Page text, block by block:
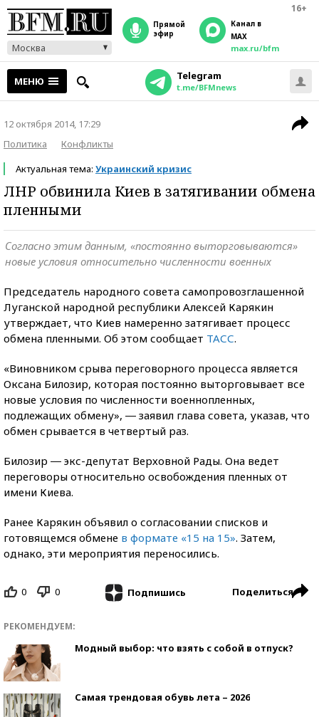
16+
Москва
прямой
эфир
Канал в
MAX
max.ru/bfm
МЕНЮ Telegram
t.me/BFMnews
12 октября 2014, 17:29
Политика
Конфликты
Актуальная тема: Украинский кризис
ЛНР обвинила Киев в затягивании обмена
пленными
Согласно этим данным, «постоянно выторговываются»
новые условия относительно численности военных
Председатель народного совета самопровозглашенной
Луганской народной республики Алексей Карякин
утверждает, что Киев намеренно затягивает процесс
обмена пленными. Об этом сообщает ТАСС.
«Виновником срыва переговорного процесса является
Оксана Билозир, которая постоянно выторговывает все
новые условия по численности военнопленных,
подлежащих обмену», ― заявил глава совета, указав, что
обмен срывается в четвертый раз.
Билозир ― экс-депутат Верховной Рады. Она ведет
переговоры относительно освобождения пленных от
имени Киева.
Ранее Карякин объявил о согласовании списков и
готовящемся обмене в формате «15 на 15». Затем,
однако, эти мероприятия переносились.
0 0 Подпишись Поделиться
РЕКОМЕНДУЕМ:
Модный выбор: что взять с собой в отпуск?
Самая трендовая обувь лета – 2026